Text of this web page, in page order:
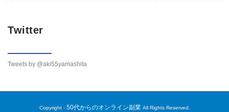
Twitter
Tweets by @aki55yamashita
Copyright - 50代からのオンライン副業All Rights Reserved.